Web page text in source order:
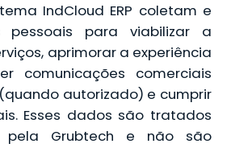
IndCloud ERP coletam e
pessoais para viabilizar a
aprimorar a experiência
comunicações comerciais
autorizado) e cumprir
Esses dados são tratados
pela Grubtech e não são